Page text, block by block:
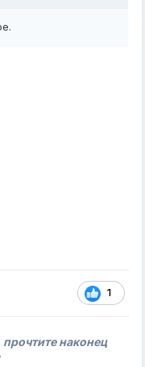
1
прочтите наконец